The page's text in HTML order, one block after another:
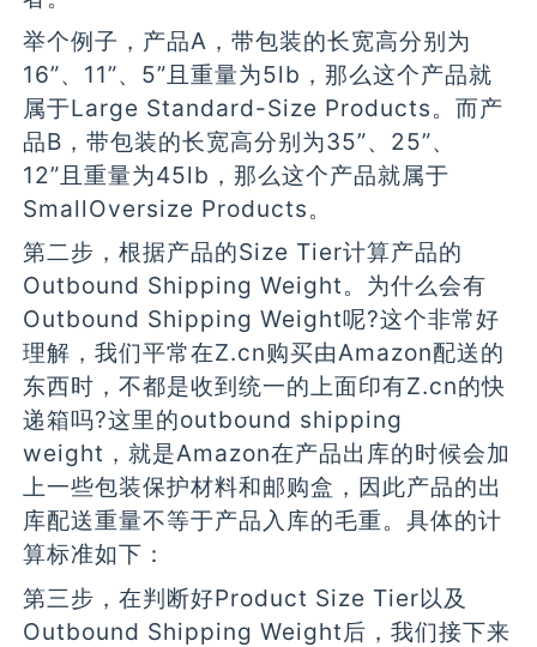
举个例子，产品A，带包装的长宽高分别为
16”、11”、5”且重量为5lb，那么这个产品就
属于Large Standard-Size Products。而产
品B，带包装的长宽高分别为35”、25”、
12”且重量为45lb，那么这个产品就属于
SmallOversize Products。
第二步，根据产品的Size Tier计算产品的
Outbound Shipping Weight。为什么会有
Outbound Shipping Weight呢?这个非常好
理解，我们平常在Z.cn购买由Amazon配送的
东西时，不都是收到统一的上面印有Z.cn的快
递箱吗?这里的outbound shipping
weight，就是Amazon在产品出库的时候会加
上一些包装保护材料和邮购盒，因此产品的出
库配送重量不等于产品入库的毛重。具体的计
算标准如下：
第三步，在判断好Product Size Tier以及
Outbound Shipping Weight后，我们接下来